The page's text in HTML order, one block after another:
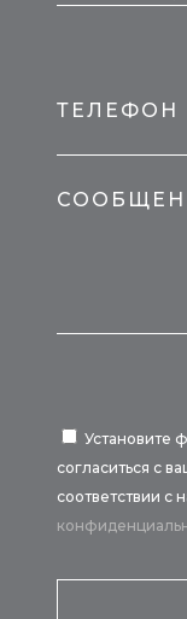
ТЕЛЕФОН
Установите
согласиться с
соответствии с